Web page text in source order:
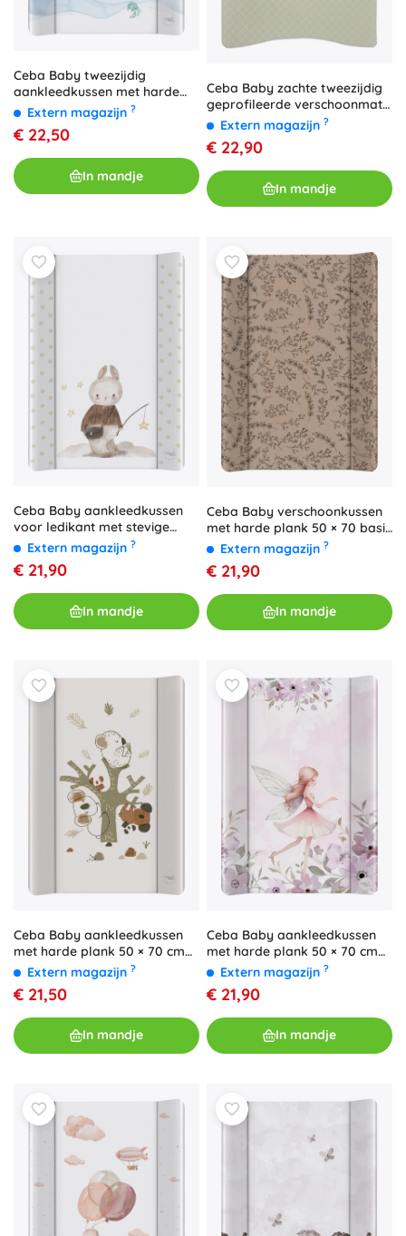
Ceba Baby tweezijdig
aankleedkussen met harde
plank 50 × 70 cm Ultra Light
Cosmic Mouse
Extern magazijn ?
€ 22,50
In mandje
Ceba Baby zachte tweezijdig
geprofileerde verschoonmat
Cosy Caro tijm 48 × 70 cm
Extern magazijn ?
€ 22,90
In mandje
Ceba Baby aankleedkussen
voor ledikant met stevige
plank Basic Dreamer 50 × 70
Extern magazijn ?
€ 21,90
In mandje
Ceba Baby verschoonkussen
met harde plank 50 × 70 basic
flowers
Extern magazijn ?
€ 21,90
In mandje
Ceba Baby aankleedkussen
met harde plank 50 × 70 cm
Basic koala
Extern magazijn ?
€ 21,50
In mandje
Ceba Baby aankleedkussen
met harde plank 50 × 70 cm
Basic Meadow Fairy
Extern magazijn ?
€ 21,90
In mandje